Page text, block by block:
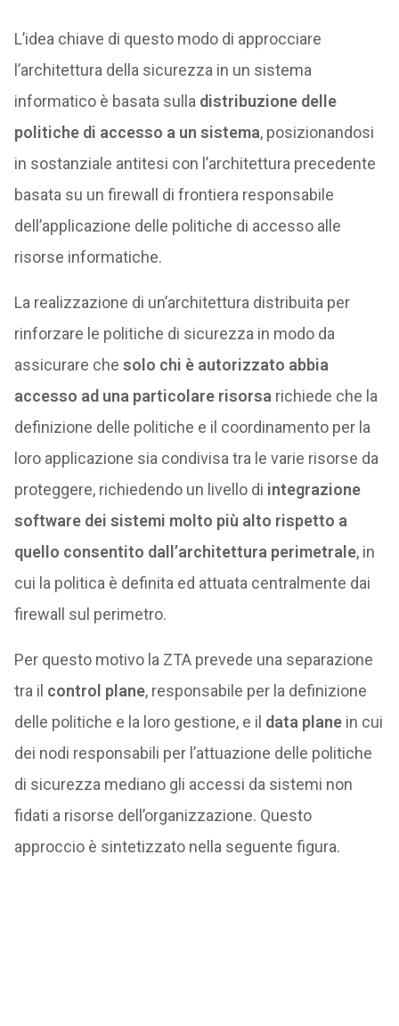
L’idea chiave di questo modo di approcciare
l’architettura della sicurezza in un sistema
informatico è basata sulla distribuzione delle
politiche di accesso a un sistema, posizionandosi
in sostanziale antitesi con l’architettura precedente
basata su un firewall di frontiera responsabile
dell’applicazione delle politiche di accesso alle
risorse informatiche.
La realizzazione di un’architettura distribuita per
rinforzare le politiche di sicurezza in modo da
assicurare che solo chi è autorizzato abbia
accesso ad una particolare risorsa richiede che la
definizione delle politiche e il coordinamento per la
loro applicazione sia condivisa tra le varie risorse da
proteggere, richiedendo un livello di integrazione
software dei sistemi molto più alto rispetto a
quello consentito dall’architettura perimetrale, in
cui la politica è definita ed attuata centralmente dai
firewall sul perimetro.
Per questo motivo la ZTA prevede una separazione
tra il control plane, responsabile per la definizione
delle politiche e la loro gestione, e il data planein cui
dei nodi responsabili per l’attuazione delle politiche
di sicurezza mediano gli accessi da sistemi non
fidati a risorse dell’organizzazione. Questo
approccio è sintetizzato nella seguente figura.